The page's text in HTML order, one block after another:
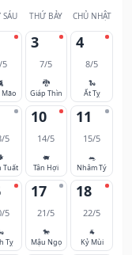
THỨ BẢY CHỦ NHẬT
5
3
7/5
🐉
Giáp Thìn
4
8/5
🐍
Ất Tỵ
5
Tuất
10
14/5
🐖
Tân Hợi
11
15/5
🐀
Nhâm Tý
5
Tỵ
17
21/5
🐎
Mậu Ngọ
18
22/5
🐐
Kỷ Mùi